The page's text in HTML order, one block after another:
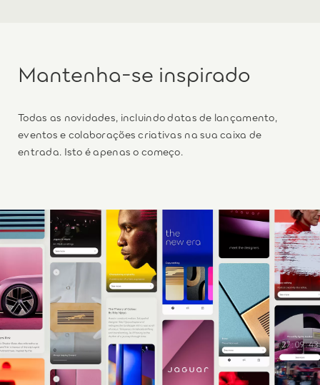
Mantenha-se inspirado
Todas as novidades, incluindo datas de lançamento,
eventos e colaborações criativas na sua caixa de
entrada. Isto é apenas o começo.